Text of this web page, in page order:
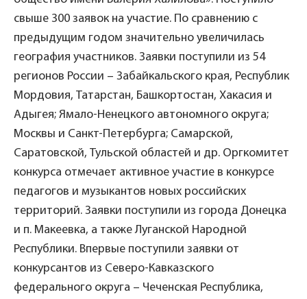
свыше 300 заявок на участие. По сравнению с
предыдущим годом значительно увеличилась
география участников. Заявки поступили из 54
регионов России – Забайкальского края, Республик
Мордовия, Татарстан, Башкортостан, Хакасия и
Адыгея; Ямало-Ненецкого автономного округа;
Москвы и Санкт-Петербурга; Самарской,
Саратовской, Тульской областей и др. Оргкомитет
конкурса отмечает активное участие в конкурсе
педагогов и музыкантов новых российских
территорий. Заявки поступили из города Донецка
и п. Макеевка, а также Луганской Народной
Республики. Впервые поступили заявки от
конкурсантов из Северо-Кавказского
федерального округа – Чеченская Республика,